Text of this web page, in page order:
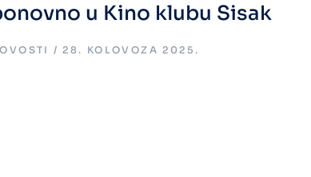
u Kino klubu Sisak
28. KOLOVOZA 2025.